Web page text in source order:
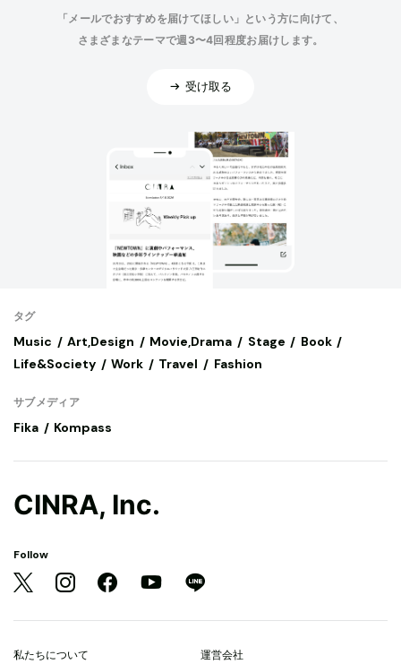
「メールでおすすめを届けてほしい」という方に向けて、
さまざまなテーマで週3〜4回程度お届けします。
受け取る
タグ
Music Art,Design Movie,Drama Stage
Book
Life&Society
Work Travel Fashion
サブメディア
Fika Kompass
CINRA, Inc.
Follow
私たちについて 運営会社